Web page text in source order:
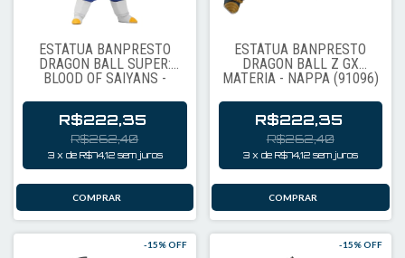
ESTÁTUA BANPRESTO
DRAGON BALL SUPER:
BLOOD OF SAIYANS -
BLUE (91102)
R$222,35
R$262,40
3 x de R$74,12 sem juros
ESTÁTUA BANPRESTO
DRAGON BALL Z GX
MATERIA - NAPPA (91096)
R$222,35
R$262,40
3 xdeR$74,12 sem juros
-15% OFF -15% OFF